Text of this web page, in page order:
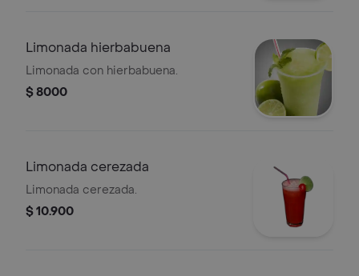
Limonada hierbabuena
Limonada con hierbabuena.
$ 8000
Limonada cerezada
Limonada cerezada.
$ 10.900